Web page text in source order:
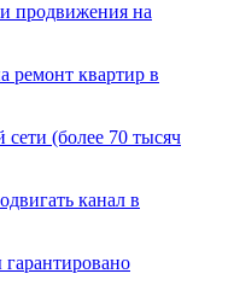
продвижения на
ремонт квартир в
(более 70 тысяч
канал в
гарантировано